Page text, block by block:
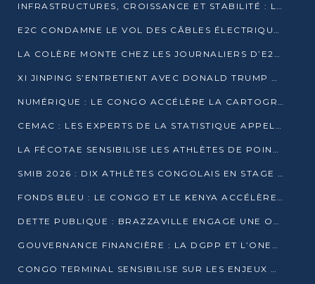
INFRASTRUCTURES, CROISSANCE ET STABILITÉ : LA GUINÉE AFFÛTE SES AMBITIONS
E2C CONDAMNE LE VOL DES CÂBLES ÉLECTRIQUES APRÈS UNE VIDÉO VIRALE
LA COLÈRE MONTE CHEZ LES JOURNALIERS D’E2C QUI DÉNONCENT 20 ANS DE PRÉCARITÉ
XI JINPING S’ENTRETIENT AVEC DONALD TRUMP À BEIJING
NUMÉRIQUE : LE CONGO ACCÉLÈRE LA CARTOGRAPHIE DE SES INFRASTRUCTURES DIGITALES
CEMAC : LES EXPERTS DE LA STATISTIQUE APPELLENT À RENFORCER LA SÉCURISATION DES DONNÉES
LA FÉCOTAE SENSIBILISE LES ATHLÈTES DE POINTE-NOIRE À L’HYGIÈNE ALIMENTA
SMIB 2026 : DIX ATHLÈTES CONGOLAIS EN STAGE AU KENYA
FONDS BLEU : LE CONGO ET LE KENYA ACCÉLÈRENT LA MOBILISATION DES FINANCEMENTS
DETTE PUBLIQUE : BRAZZAVILLE ENGAGE UNE OPÉRATION DE RACHAT DE 575 MILLIONS DE DOLLARS
GOUVERNANCE FINANCIÈRE : LA DGPP ET L’ONEC-C VERS UN PARTENARIAT POUR ASSAINIR LES ENTREPRISES PUBLIQUES
CONGO TERMINAL SENSIBILISE SUR LES ENJEUX DE LA SANTÉ MENTALE EN